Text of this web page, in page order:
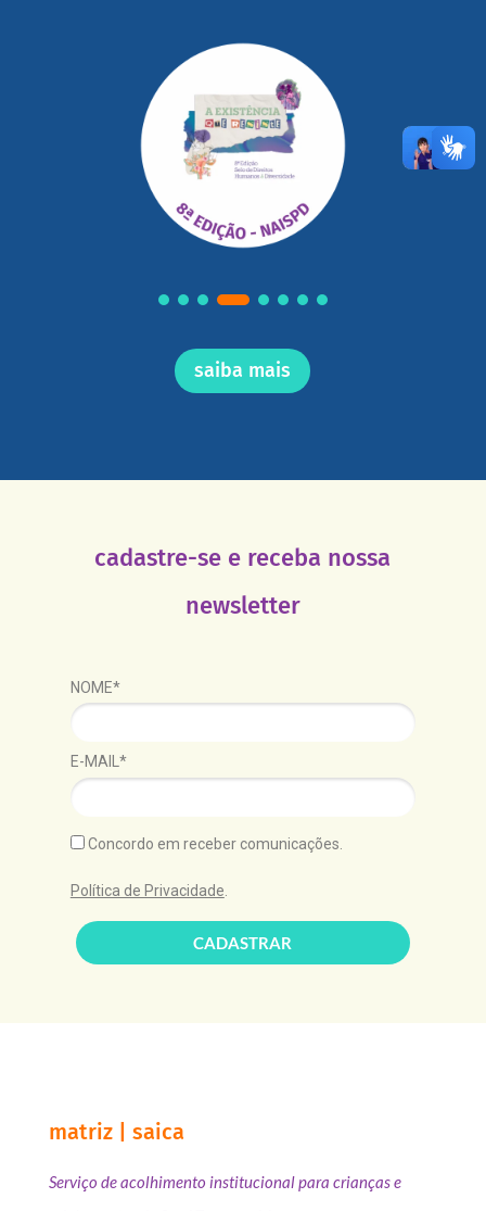
saiba mais
cadastre-se e receba nossa
newsletter
NOME*
E-MAIL*
Concordo em receber comunicações.
Política de Privacidade
CADASTRAR
matriz | saica
Serviço de acolhimento institucional para crianças e